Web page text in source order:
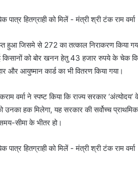
जिसमे से 272 का ​तत्काल निराकरण किया
को बोर खनन हेतु 43 हजार रुपये के चेक
और आयुष्मान कार्ड का भी वितरण किया गया।
वर्मा ने स्पष्ट किया कि राज्य सरकार ‘अंत्योदय’
उनका हक मिलेगा, यह सरकार की सर्वोच्च
सीमा के भीतर हो।